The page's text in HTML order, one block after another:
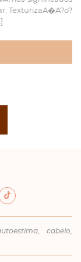
TexturizaA�A?o?
cabelo,